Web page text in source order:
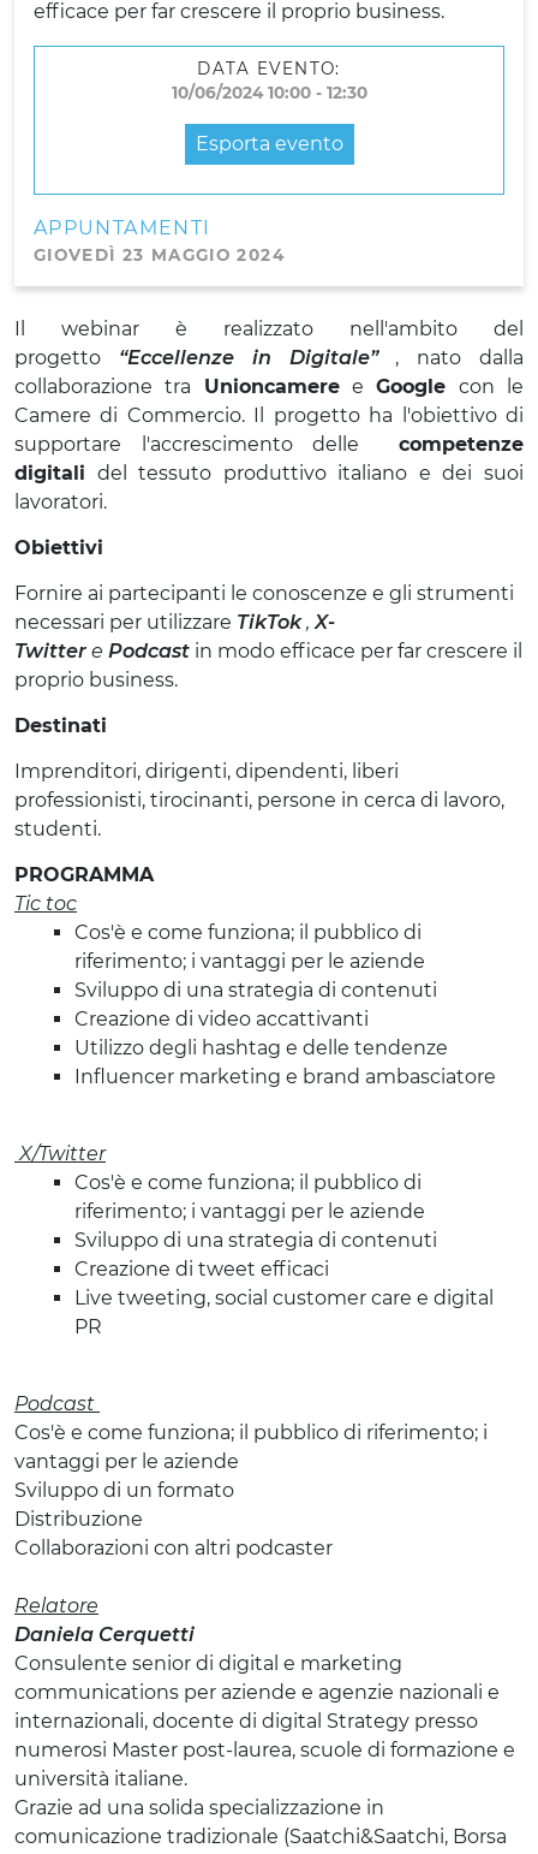
efficace per far crescere il proprio business.
DATA EVENTO:
10/06/2024 10:00 - 12:30
Esporta evento
APPUNTAMENTI
GIOVEDÌ 23 MAGGIO 2024
Il webinar è realizzato nell'ambito del
progetto “Eccellenze in Digitale”, nato dalla
collaborazione tra UnioncamereeGoogle con le
Camere di Commercio. Il progetto ha l'obiettivo di
supportare l'accrescimento delle competenze
digitali del tessuto produttivo italiano e dei suoi
lavoratori.
Obiettivi
Fornire ai partecipanti le conoscenze e gli strumenti
necessari per utilizzare TikTok, X-
Twitter e Podcast in modo efficace per far crescere il
proprio business.
Destinati
Imprenditori, dirigenti, dipendenti, liberi
professionisti, tirocinanti, persone in cerca di lavoro,
studenti.
PROGRAMMA
Tic toc
Cos'è e come funziona; il pubblico di
riferimento; i vantaggi per le aziende
Sviluppo di una strategia di contenuti
Creazione di video accattivanti
Utilizzo degli hashtag e delle tendenze
Influencer marketing e brand ambasciatore
X/Twitter
Cos'è e come funziona; il pubblico di
riferimento; i vantaggi per le aziende
Sviluppo di una strategia di contenuti
Creazione di tweet efficaci
Live tweeting, social customer care e digital
PR
Podcast
Cos'è e come funziona; il pubblico di riferimento; i
vantaggi per le aziende
Sviluppo di un formato
Distribuzione
Collaborazioni con altri podcaster
Relatore
Daniela Cerquetti
Consulente senior di digital e marketing
communications per aziende e agenzie nazionali e
internazionali, docente di digital Strategy presso
numerosi Master post-laurea, scuole di formazione e
università italiane.
Grazie ad una solida specializzazione in
comunicazione tradizionale (Saatchi&Saatchi, Borsa